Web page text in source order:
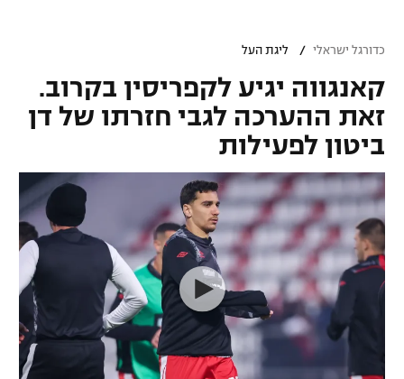
VOD
רץ ברשת
גביע הטוטו
ליגיונרים
גביע המדינה
נבחרת ישראל
מכבי חיפה
בית"ר ירושלים
מכבי תל אביב
ליגת האלופות
ליגה אירופית
ליגה אנגלית
ליגה גרמנית
ליגה ספרדית
ליגה איטלקית
ליגה צרפתית
כדורסל ישראלי
ליגת ווינר סל
ליגה לאומית
כדורסל נשים
מכבי תל אביב
הפועל חולון
כדורסל עולמי
NBA
יורוליג
יורוקאפ
ענפים נוספים
טניס
כדורגל ישראלי / ליגת העל
קאנגווה יגיע לקפריסין בקרוב.
זאת ההערכה לגבי חזרתו של דן
ביטון לפעילות